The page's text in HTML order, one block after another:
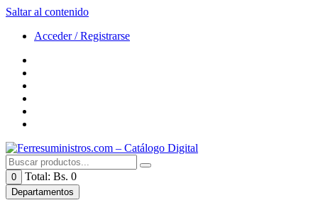
Saltar al contenido
Acceder / Registrarse
0 Total: Bs. 0
Departamentos